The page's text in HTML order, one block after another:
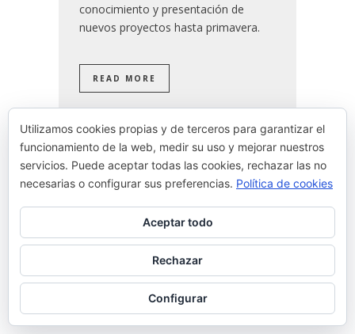
conocimiento y presentación de
nuevos proyectos hasta primavera.
READ MORE
Utilizamos cookies propias y de terceros para garantizar el
funcionamiento de la web, medir su uso y mejorar nuestros
servicios. Puede aceptar todas las cookies, rechazar las no
necesarias o configurar sus preferencias. Política de cookies
Aceptar todo
Rechazar
Configurar